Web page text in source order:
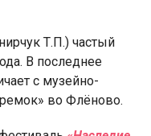
Т.П.) частый
В последнее
с музейно-
во Флёново.